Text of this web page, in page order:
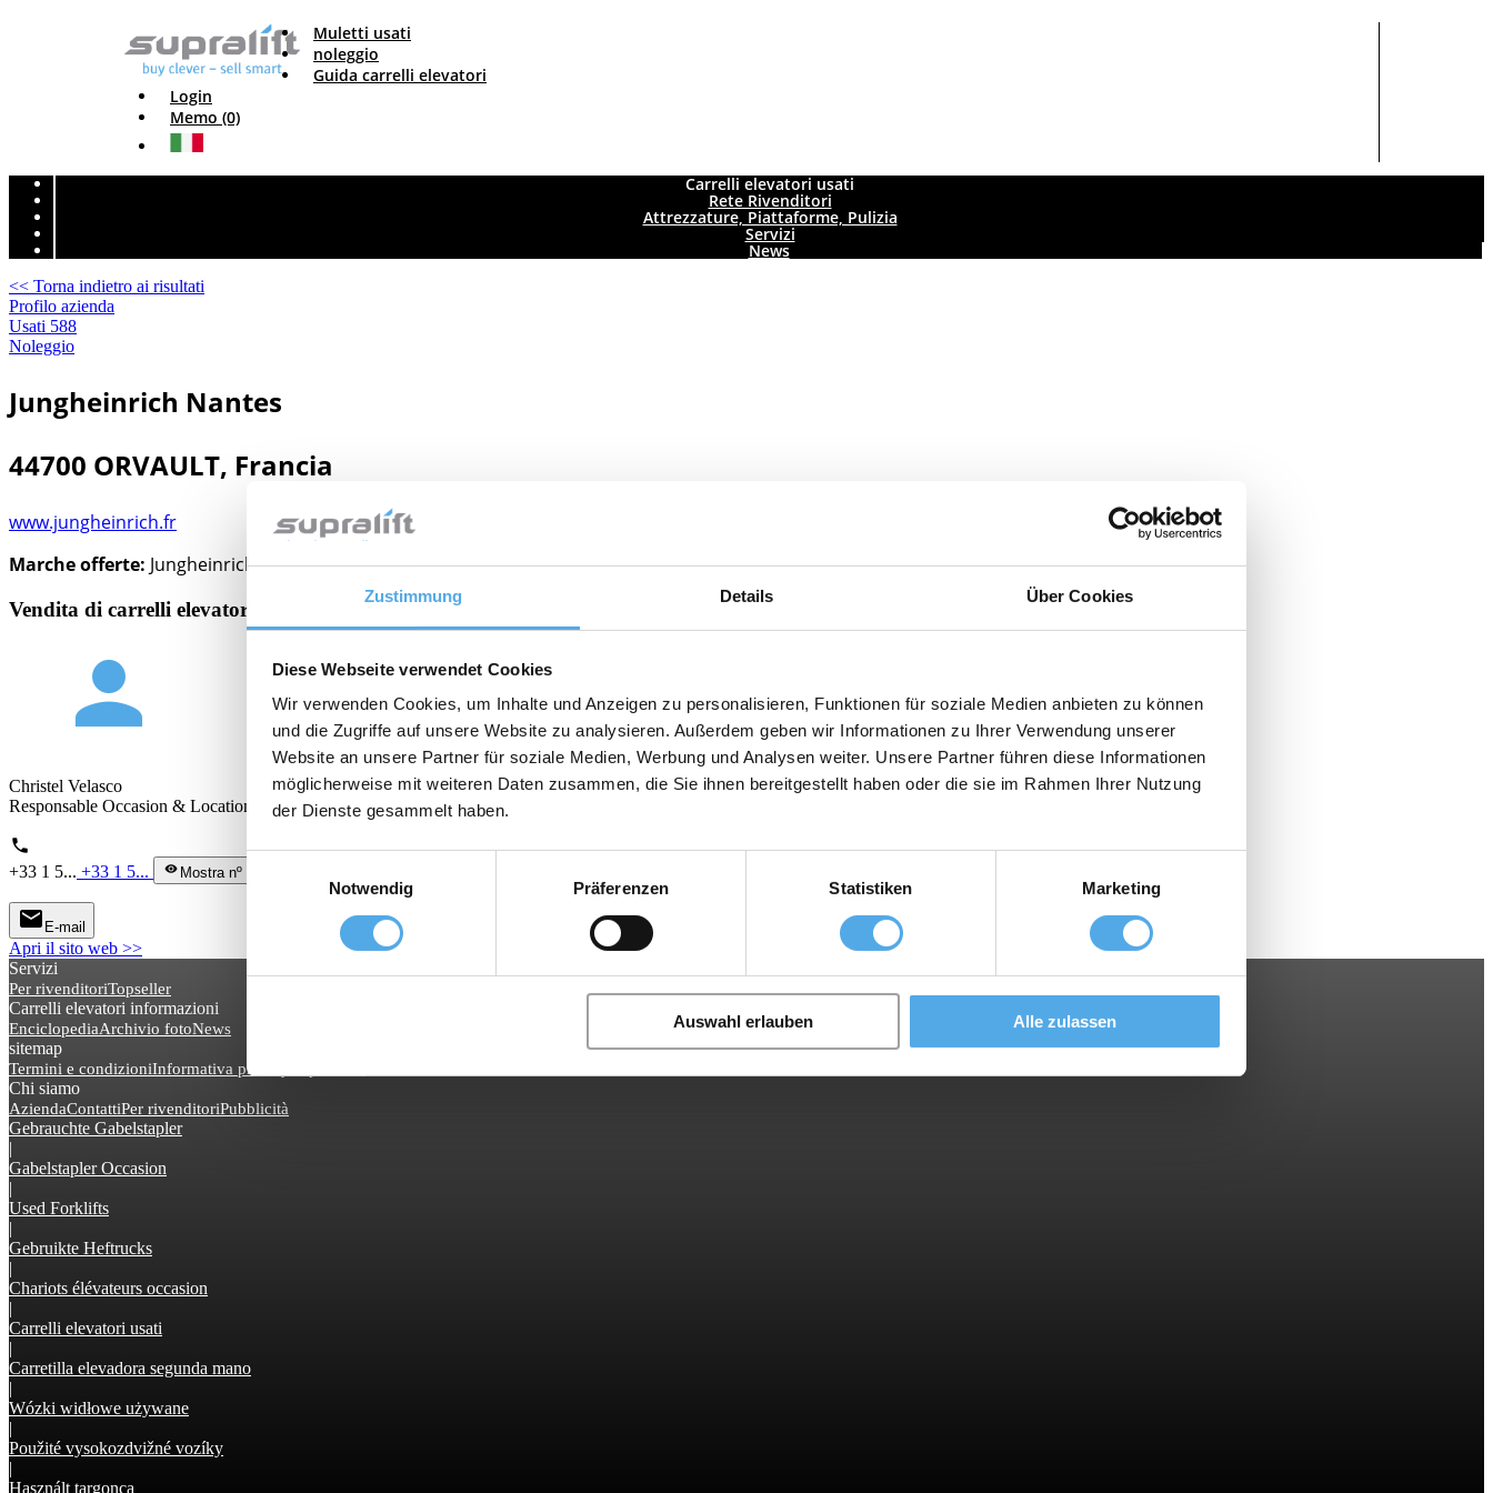
Zustimmung Details Über Cookies
Diese Webseite verwendet Cookies
Wir verwenden Cookies, um Inhalte und Anzeigen zu personalisieren, Funktionen für soziale Medien anbieten zu können
und die Zugriffe auf unsere Website zu analysieren. Außerdem geben wir Informationen zu Ihrer Verwendung unserer
Website an unsere Partner für soziale Medien, Werbung und Analysen weiter. Unsere Partner führen diese Informationen
möglicherweise mit weiteren Daten zusammen, die Sie ihnen bereitgestellt haben oder die sie im Rahmen Ihrer Nutzung
der Dienste gesammelt haben.
Einwilligungsauswahl
Notwendig
Präferenzen Statistiken Marketing
Auswahl erlauben Alle zulassen
Muletti usati
noleggio
Guida carrelli elevatori
Login
Memo (0)
Carrelli elevatori usati
Rete Rivenditori
Attrezzature, Piattaforme, Pulizia
Servizi
News
<< Torna indietro ai risultati
Profilo azienda
Usati 588
Noleggio
Jungheinrich Nantes
44700 ORVAULT, Francia
www.jungheinrich.fr
Marche offerte: Jungheinrich
Vendita di carrelli elevatori usati, Noleggio di carrelli elevatori, Accessori
person
Christel Velasco
Responsable Occasion & Location
phone
+33 1 5... +33 1 5... visibility Mostra nº di tel.
mail E-mail
Apri il sito web >>
Servizi
Per rivenditoriTopseller
Carrelli elevatori informazioni
EnciclopediaArchivio fotoNews
sitemap
Termini e condizioniInformativa privacy
Chi siamo
AziendaContattiPer rivenditoriPubblicità
Gebrauchte Gabelstapler
|
Gabelstapler Occasion
|
Used Forklifts
|
Gebruikte Heftrucks
|
Chariots élévateurs occasion
|
Carrelli elevatori usati
|
Carretilla elevadora segunda mano
|
Wózki widłowe używane
|
Použité vysokozdvižné vozíky
|
Használt targonca